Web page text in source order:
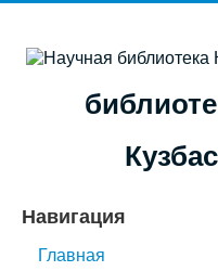
Навигация
Главная